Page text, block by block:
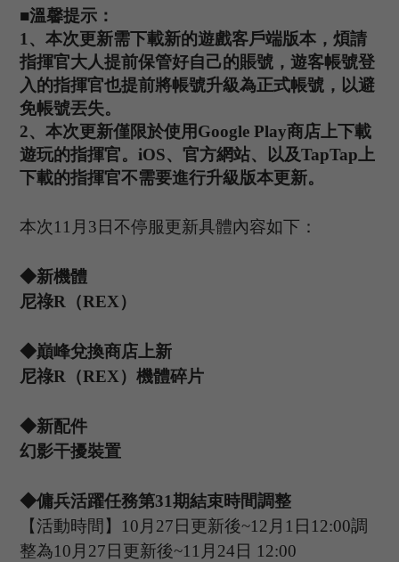
■溫馨提示：
1、本次更新需下載新的遊戲客戶端版本，煩請
指揮官大人提前保管好自己的賬號，遊客帳號登
入的指揮官也提前將帳號升級為正式帳號，以避
免帳號丟失。
2、本次更新僅限於使用Google Play商店上下載
遊玩的指揮官。iOS、官方網站、以及TapTap上
下載的指揮官不需要進行升級版本更新。
本次1 1 月 3日不停服更新具體內容如下：
◆新機體
尼祿R （REX）
◆巔峰兌換商店上新
尼祿R （REX）機體碎片
◆新配件
幻影干擾裝置
◆傭兵活躍任務第31期結束時間調整
【活動時間】 10 月 27 日更新後~12 月 1 日 1 2:00調
整為10 月 27 日更新後~1 1 月 24 日 1 2:00